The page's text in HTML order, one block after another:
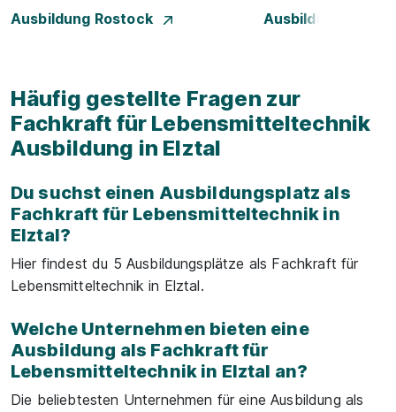
Ausbildung Rostock
Ausbildung
Häufig gestellte Fragen zur
Fachkraft für Lebensmitteltechnik
Ausbildung in Elztal
Du suchst einen Ausbildungsplatz als
Fachkraft für Lebensmitteltechnik in
Elztal?
Hier findest du 5 Ausbildungsplätze als Fachkraft für
Lebensmitteltechnik in Elztal.
Welche Unternehmen bieten eine
Ausbildung als Fachkraft für
Lebensmitteltechnik in Elztal an?
Die beliebtesten Unternehmen für eine Ausbildung als